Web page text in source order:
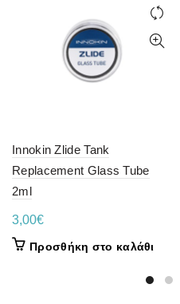
Innokin Zlide Tank
Replacement Glass Tube
2ml
3,00€
Προσθήκη στο καλάθι